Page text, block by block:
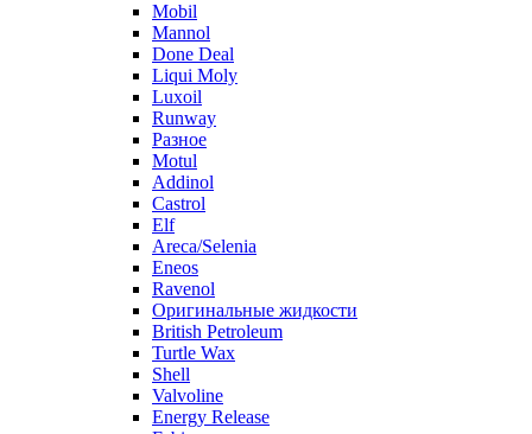
Mobil
Mannol
Done Deal
Liqui Moly
Luxoil
Runway
Разное
Motul
Addinol
Castrol
Elf
Areca/Selenia
Eneos
Ravenol
Оригинальные жидкости
British Petroleum
Turtle Wax
Shell
Valvoline
Energy Release